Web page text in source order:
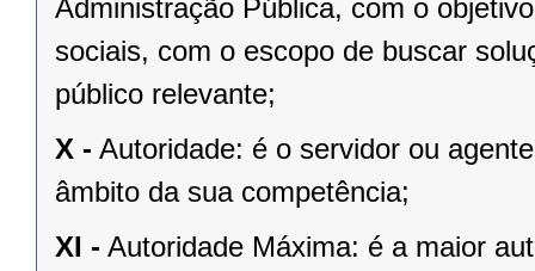
Administração Pública, com o
sociais, com o escopo de buscar
público relevante;
X - Autoridade: é o servidor ou
âmbito da sua competência;
XI - Autoridade Máxima: é a maior